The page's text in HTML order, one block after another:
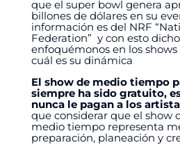
que el super bowl genera
billones de dólares en su
información es del NRF
Federation” y con esto
enfoquémonos en los
cuál es su dinámica
El show de medio tiempo
siempre ha sido gratuito,
nunca le pagan a los
que considerar que el show
medio tiempo representa
preparación, planeación y